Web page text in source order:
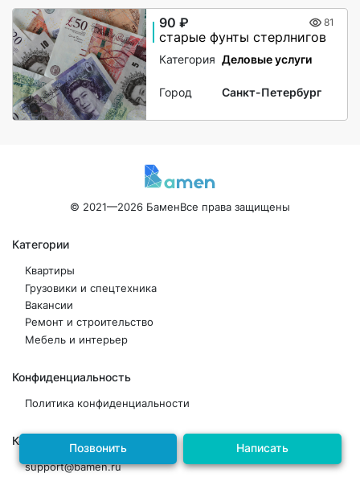
90 ₽ 81
старые фунты стерлнигов
Категория Деловые услуги
Город Санкт-Петербург
Позвонить Написать
© 2021—2026 БаменВсе права защищены
Категории
Квартиры
Грузовики и спецтехника
Вакансии
Ремонт и строительство
Мебель и интерьер
Конфиденциальность
Политика конфиденциальности
Контакты
support@bamen.ru